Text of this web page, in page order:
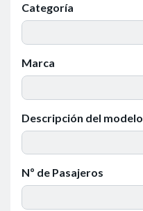
Categoría
Marca
Descripción del modelo
Nº de Pasajeros